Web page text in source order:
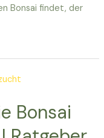
Bonsai findet, der
Bonsai